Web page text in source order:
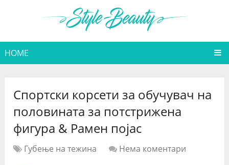
HOME
Спортски корсети за обучувач на
половината за потстрижена
фигура & Рамен појас
Губење на тежина
Нема коментари